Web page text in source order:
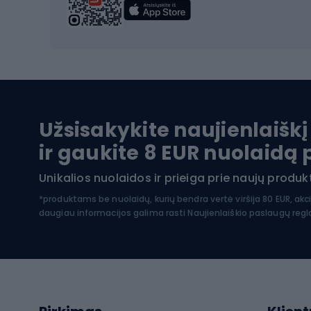
Vandens sportai
Baidarės
SUP lentos
Hidrokostiumai nardymui
Turistinė apranga
Užsisakykite naujienlaiškį
ir gaukite 8 EUR
Unikalios nuolaidos ir prieiga prie naujų
*produktams be nuolaidų, kurių bendra vertė viršija 80 EUR,
daugiau informacijos galima rasti Naujienlaiškio paslaugų